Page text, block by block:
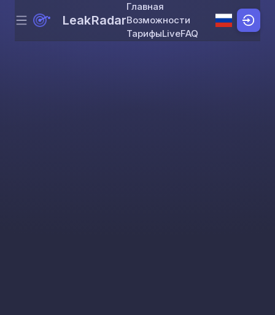
Skip to content
Menu LeakRadar
Главная
Возможности
ТарифыLiveFAQ